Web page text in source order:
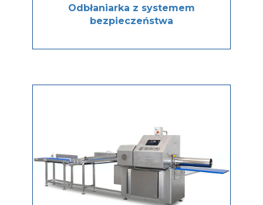
Odbłaniarka z systemem
bezpieczeństwa